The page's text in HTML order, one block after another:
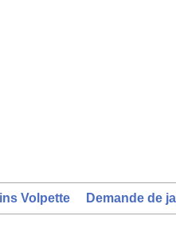
Volpette Demande de